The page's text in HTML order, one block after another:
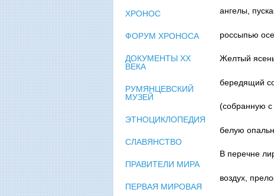
ангелы,
россыпью
Желтый
бередящий
(собранную
белую
В перечне
воздух,
ХРОНОС
ФОРУМ ХРОНОСА
ДОКУМЕНТЫ XX
ВЕКА
РУМЯНЦЕВСКИЙ
МУЗЕЙ
ЭТНОЦИКЛОПЕДИЯ
СЛАВЯНСТВО
ПРАВИТЕЛИ МИРА
ПЕРВАЯ МИРОВАЯ